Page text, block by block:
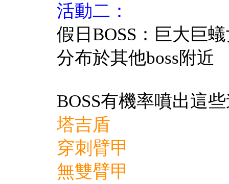
活動二：
假日BOSS：巨大巨
分布於其他boss附近
BOSS有機率噴出這
塔吉盾
穿刺臂甲
無雙臂甲